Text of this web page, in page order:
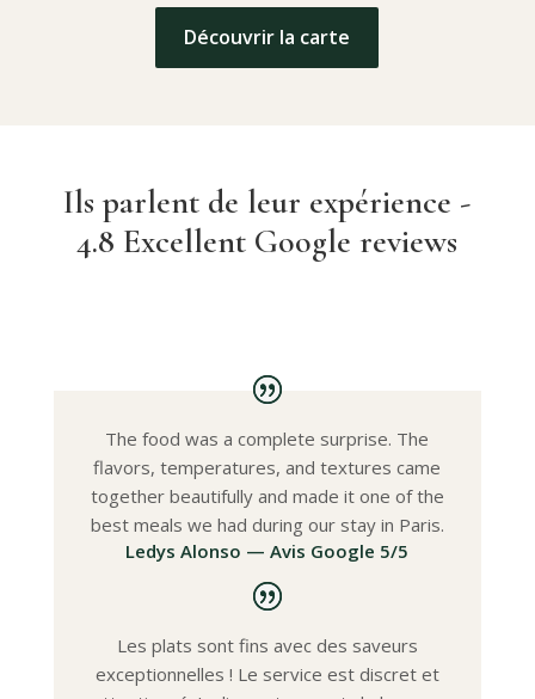
Découvrir la carte
Ils parlent de leur expérience -
4.8 Excellent Google reviews
The food was a complete surprise. The
flavors, temperatures, and textures came
together beautifully and made it one of the
best meals we had during our stay in Paris.
Ledys Alonso — Avis Google 5/5
Les plats sont fins avec des saveurs
exceptionnelles ! Le service est discret et